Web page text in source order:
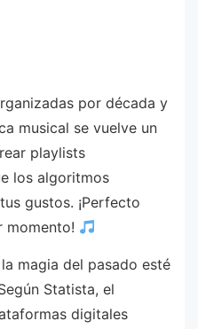
por década y
musical se vuelve un
playlists
los algoritmos
gustos. ¡Perfecto
momento!
magia del pasado esté
Statista, el
digitales